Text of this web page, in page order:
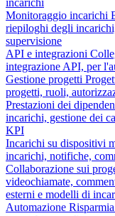
incarichi
Monitoraggio incarichi
riepiloghi degli
supervisione
API e integrazioni
integrazione API, per
Gestione progetti
progetti, ruoli,
Prestazioni dei
incarichi, gestione dei
KPI
Incarichi su dispositivi
incarichi, notifiche,
Collaborazione sui
videochiamate,
esterni e modelli di
Automazione